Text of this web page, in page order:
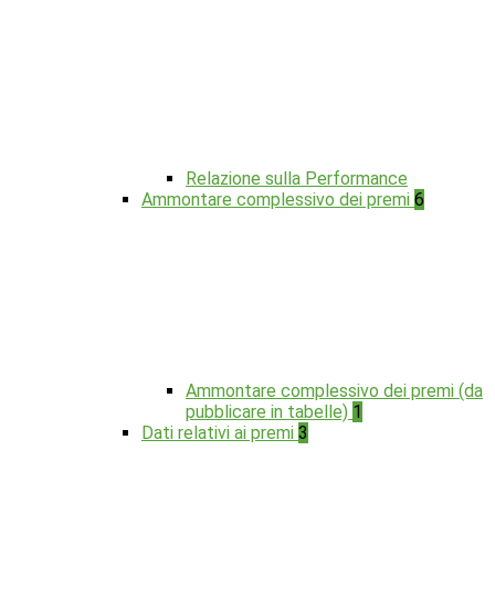
Relazione sulla Performance
Ammontare complessivo dei premi 6
Ammontare complessivo dei premi (da
pubblicare in tabelle) 1
Dati relativi ai premi 3